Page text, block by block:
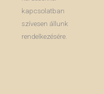
kapcsolatban
szívesen állunk
rendelkezésére.